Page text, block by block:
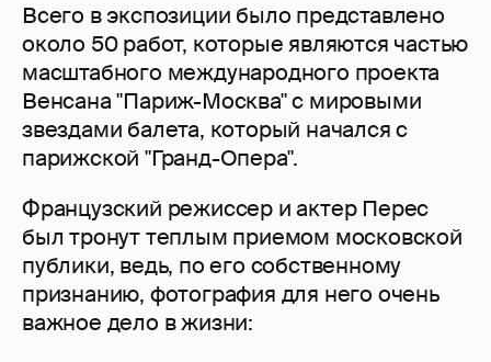
Всего в экспозиции было представлено
около 50 работ, которые являются частью
масштабного международного проекта
Венсана "Париж-Москва" с мировыми
звездами балета, который начался с
парижской "Гранд-Опера".
Французский режиссер и актер Перес
был тронут теплым приемом московской
публики, ведь, по его собственному
признанию, фотография для него очень
важное дело в жизни: